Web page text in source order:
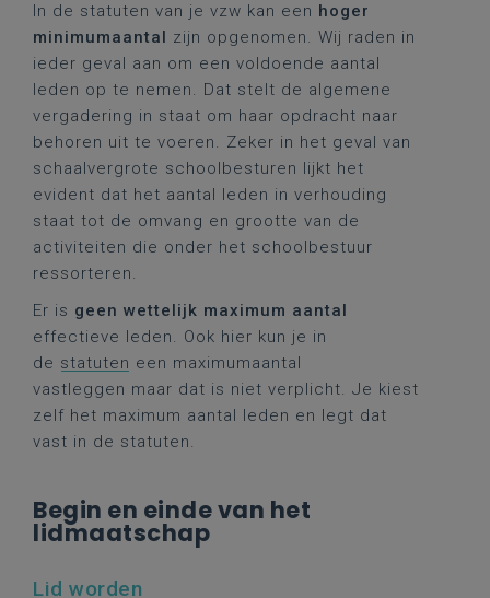
In de statuten van je vzw kan een hoger
minimumaantal zijn opgenomen. Wij raden in
ieder geval aan om een voldoende aantal
leden op te nemen. Dat stelt de algemene
vergadering in staat om haar opdracht naar
behoren uit te voeren. Zeker in het geval van
schaalvergrote schoolbesturen lijkt het
evident dat het aantal leden in verhouding
staat tot de omvang en grootte van de
activiteiten die onder het schoolbestuur
ressorteren.
Er is geen wettelijk maximum aantal
effectieve leden. Ook hier kun je in
de statuten een maximumaantal
vastleggen maar dat is niet verplicht. Je kiest
zelf het maximum aantal leden en legt dat
vast in de statuten.
Begin en einde van het
lidmaatschap
Lid worden